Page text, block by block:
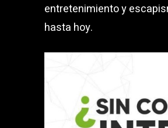
entretenimiento y
hasta hoy.